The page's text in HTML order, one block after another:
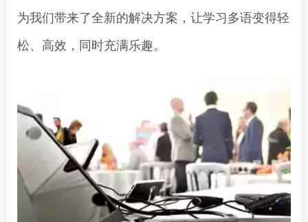
为我们带来了全新的解决方案，让学习多语变得轻
松、高效，同时充满乐趣。